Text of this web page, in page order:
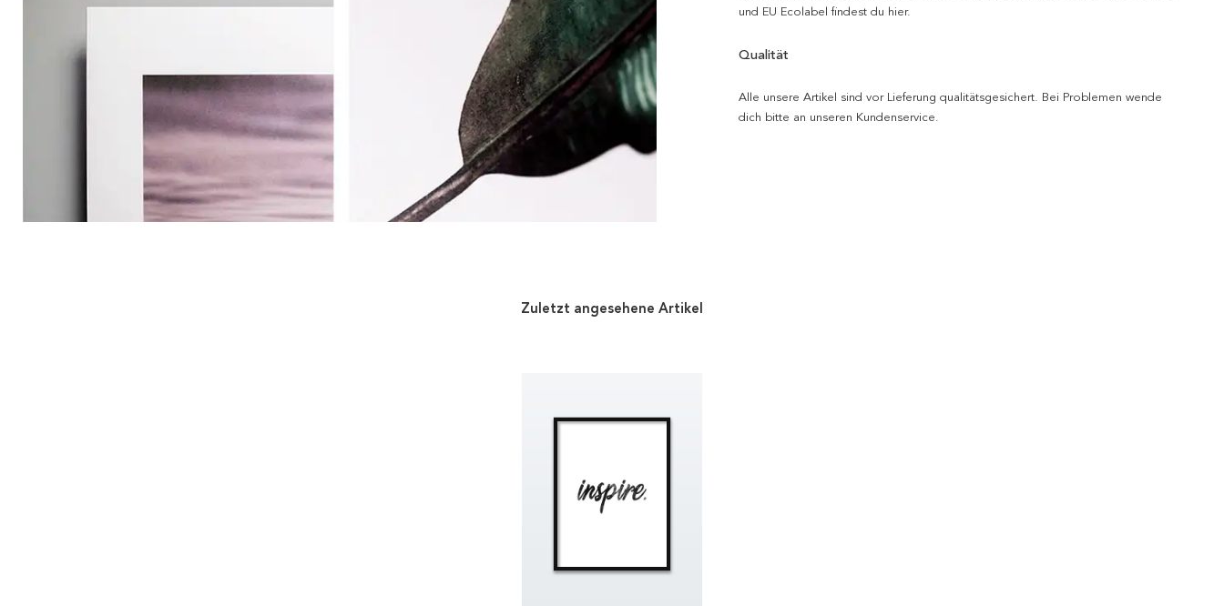
und EU Ecolabel findest du hier.
Qualität
Alle unsere Artikel sind vor Lieferung qualitätsgesichert. Bei Problemen wende
dich bitte an unseren Kundenservice.
Zuletzt angesehene Artikel